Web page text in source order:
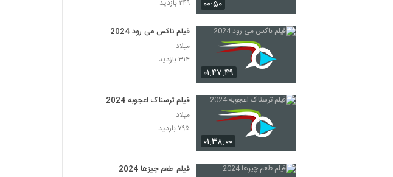
۰۰:۵۰
۲۴۹ بازدید
۰۱:۴۷:۴۹
فیلم ناکس می رود 2024
میلاد
۳۱۴ بازدید
۰۱:۳۸:۰۰
فیلم ترسناک اعجوبه 2024
میلاد
۷۹۵ بازدید
فیلم طعم چیزها 2024